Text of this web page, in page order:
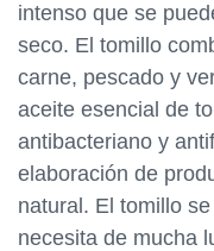
intenso que se
seco. El tomillo
carne, pescado y
aceite esencial de
antibacteriano y
elaboración de
natural. El tomillo
necesita de mucha